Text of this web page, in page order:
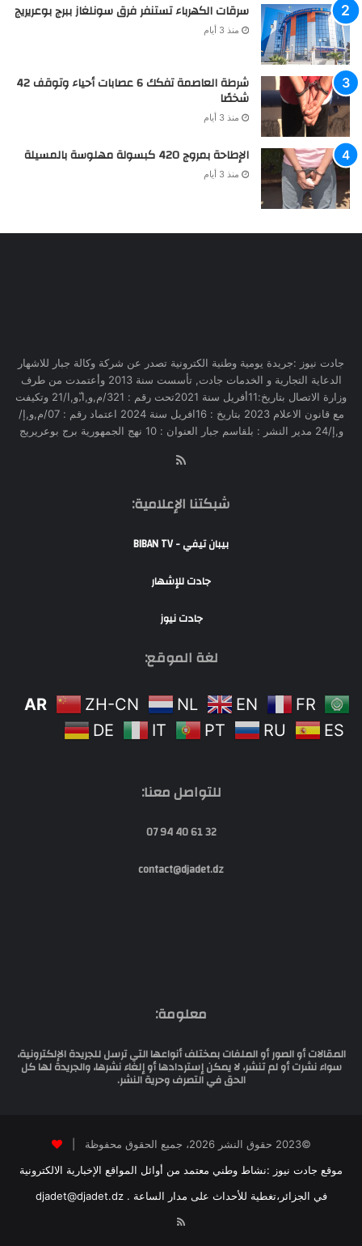
سرقات الكهرباء تستنفر فرق سونلغاز ببرج بوعريريج
منذ 3 أيام
شرطة العاصمة تفكك 6 عصابات أحياء وتوقف 42
شخصًا
منذ 3 أيام
الإطاحة بمروج 420 كبسولة مهلوسة بالمسيلة
منذ 3 أيام
جادت نيوز :جريدة يومية وطنية الكترونية تصدر عن شركة وكالة جبار للاشهار
الدعاية التجارية و الخدمات جادت, تأسست سنة 2013 وأعتمدت من طرف
وزارة الاتصال بتاريخ:11أفريل سنة 2021تحت رقم : 321/م,و,ا,ّو,ا/21 وتكيفت
مع قانون الاعلام 2023 بتاريخ : 16افريل سنة 2024 اعتماد رقم : 07/م,و,إ/
و,إ/24 مدير النشر : بلقاسم جبار العنوان : 10 نهج الجمهورية برج بوعريريج
شبكتنا الإعلامية:
بيبان تيفي - BIBAN TV
جادت للإشهار
جادت نيوز
لغة الموقع:
AR ZH-CN NL EN
FR
DE
IT PT RU ES
للتواصل معنا:
32 61 40 94 07
contact@djadet.dz
معلومة:
المقالات أو الصور أو الملفات بمختلف أنواعها التي ترسل للجريدة الإلكترونية،
سواء نشرت أو لم تنشر، لا يمكن إستردادها أو إلغاء نشرها، والجريدة لها كل
الحق في التصرف وحرية النشر.
©2023 حقوق النشر 2026، جميع الحقوق محفوظة |
موقع جادت نيوز :نشاط وطني معتمد من أوائل المواقع الإخبارية الالكترونية
في الجزائر،تغطية للأحداث على مدار الساعة . djadet@djadet.dz
RSS